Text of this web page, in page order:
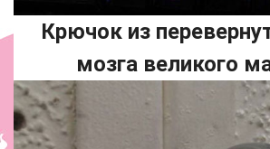
Крючок из
мозга великого